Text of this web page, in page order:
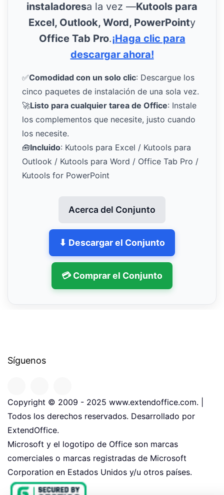
instaladoresa la vez —Kutools para
Excel, Outlook, Word, PowerPointy
Office Tab Pro.¡Haga clic para
descargar ahora!
✅Comodidad con un solo clic: Descargue los
cinco paquetes de instalación de una sola vez.
🚀Listo para cualquier tarea de Office: Instale
los complementos que necesite, justo cuando
los necesite.
🧰Incluido: Kutools para Excel / Kutools para
Outlook / Kutools para Word / Office Tab Pro /
Kutools for PowerPoint
Acerca del Conjunto
⬇ Descargar el Conjunto
💳 Comprar el Conjunto
Síguenos
Copyright © 2009 - 2025 www.extendoffice.com. |
Todos los derechos reservados. Desarrollado por
ExtendOffice.
Microsoft y el logotipo de Office son marcas
comerciales o marcas registradas de Microsoft
Corporation en Estados Unidos y/u otros países.